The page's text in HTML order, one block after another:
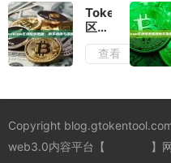
新手
必知
的顶
级选
指南
TokenView
区块
链浏
指南
度解
析
查看
Copyright
web3.0内容平台【
】